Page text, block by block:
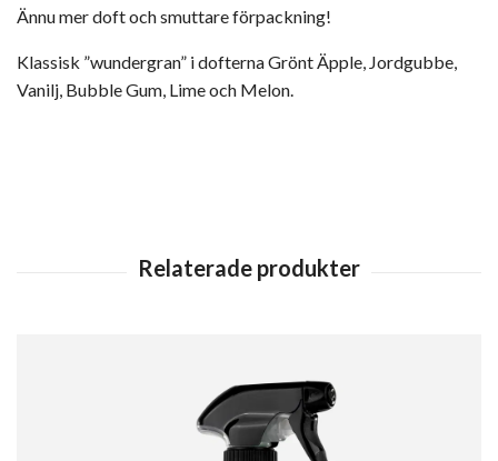
Ännu mer doft och smuttare förpackning!
Klassisk ”wundergran” i dofterna Grönt Äpple, Jordgubbe,
Vanilj, Bubble Gum, Lime och Melon.